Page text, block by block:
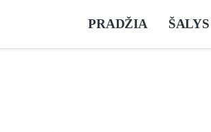
PRADŽIA ŠALYS